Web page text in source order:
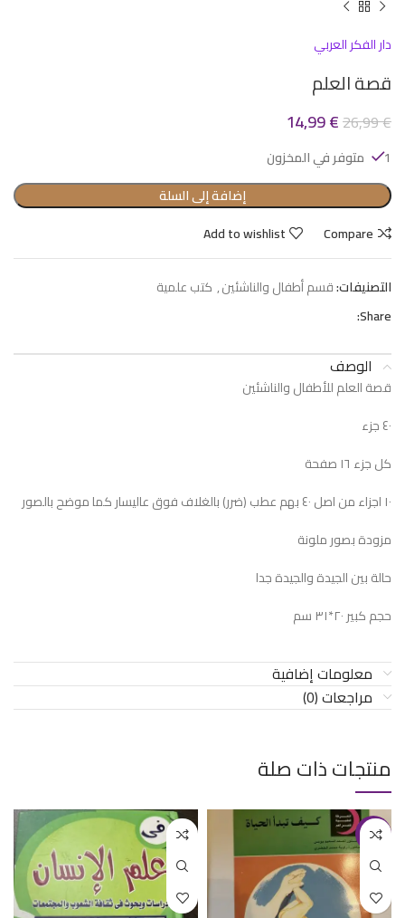
دار الفكر العربي
قصة العلم
26,99€
14,99€
1 متوفر في المخزون
إضافة إلى السلة
Compare
Add to wishlist
التصنيفات:قسم أطفال والناشئين, كتب علمية
Share:
الوصف
قصة العلم للأطفال والناشئين
٤٠ جزء
كل جزء ١٦ صفحة
١٠ اجزاء من اصل ٤٠ بهم عطب (ضرر) بالغلاف فوق عاليسار كما موضح بالصور
مزودة بصور ملونة
حالة بين الجيدة والجيدة جدا
حجم كبير ٢٠*٣١ سم
معلومات إضافية
مراجعات (0)
منتجات ذات صلة
-33%